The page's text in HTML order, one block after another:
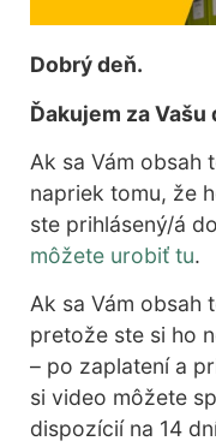
Dobrý deň.
Ďakujem za
Ak sa Vám obsah
napriek tomu, že
ste prihlásený/á
môžete urobiť tu.
Ak sa Vám obsah
pretože ste si ho
– po zaplatení a
si video môžete
dispozícií na 14